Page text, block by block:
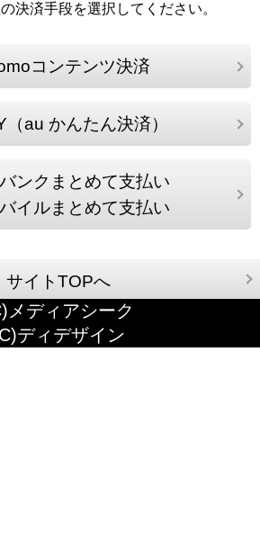
決済手段を選択してください。
コンテンツ決済
（au かんたん決済）
ンクまとめて支払い
イルまとめて支払い
サイトTOPへ
メディアシーク
ディデザイン